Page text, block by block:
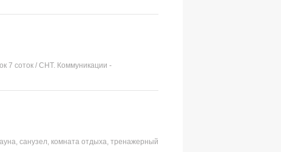
7 соток / СНТ. Коммуникации -
санузел, комната отдыха, тренажерный